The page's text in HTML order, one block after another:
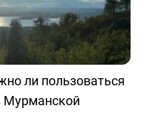
ли пользоваться